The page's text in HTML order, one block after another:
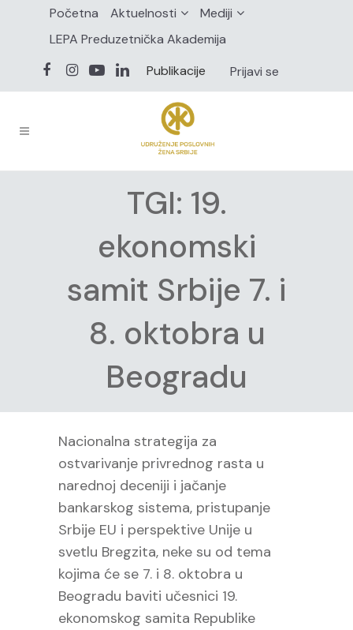
Početna Aktuelnosti
Mediji
LEPA Preduzetnička Akademija
Publikacije
Prijavi se
TGI: 19.
ekonomski
samit Srbije 7. i
8. oktobra u
Beogradu
Nacionalna strategija za
ostvarivanje privrednog rasta u
narednoj deceniji i jačanje
bankarskog sistema, pristupanje
Srbije EU i perspektive Unije u
svetlu Bregzita, neke su od tema
kojima će se 7. i 8. oktobra u
Beogradu baviti učesnici 19.
ekonomskog samita Republike